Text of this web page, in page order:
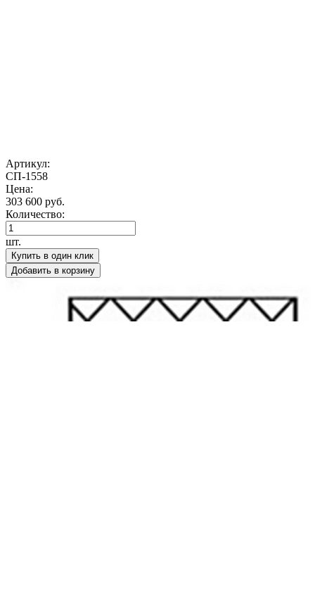
Артикул:
СП-1558
Цена:
303 600 руб.
Количество:
шт.
Купить в один клик
Добавить в корзину